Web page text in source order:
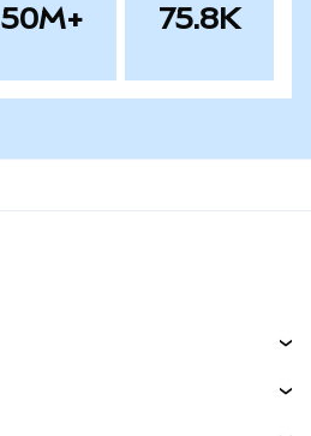
50M+ 75.8K